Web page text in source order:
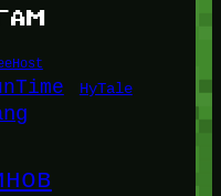
HyTale